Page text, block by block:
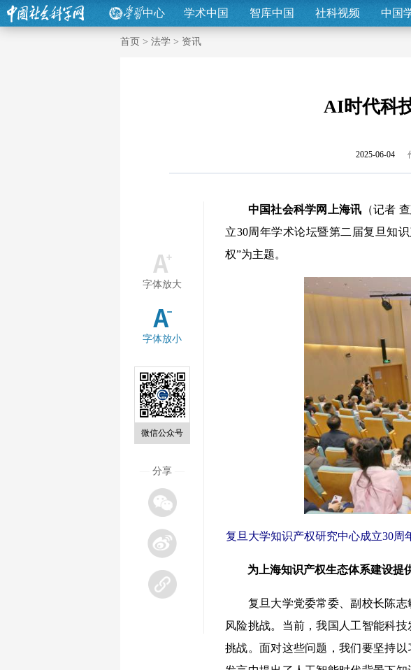
中心 学术中国 智库中国 社科视频 中国
首页 > 法学 > 资讯
AI时代科
2025-06-04
字体放大
字体放小
微信公众号
分享
中国社会科学网上海讯 （记者
立30周年学术论坛暨第二届复旦知
权”为主题。
复旦大学知识产权研究中心成立30
为上海知识产权生态体系建设提
复旦大学党委常委、副校长陈志
风险挑战。当前，我国人工智能科
挑战。面对这些问题，我们要坚持